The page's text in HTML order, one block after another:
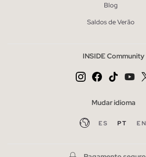
Blog
Saldos de Verão
INSIDE Community
Mudar idioma
ES PT EN